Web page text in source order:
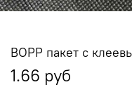
BOPP пакет с
1.66 руб